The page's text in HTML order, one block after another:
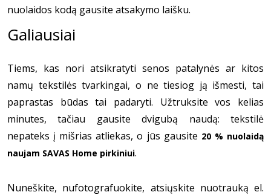
nuolaidos kodą gausite atsakymo laišku.
Galiausiai
Tiems, kas nori atsikratyti senos patalynės ar kitos
namų tekstilės tvarkingai, o ne tiesiog ją išmesti, tai
paprastas būdas tai padaryti. Užtruksite vos kelias
minutes, tačiau gausite dvigubą naudą: tekstilė
nepateks į mišrias atliekas, o jūs gausite 20 % nuolaidą
naujam SAVAS Home pirkiniui.
Nuneškite, nufotografuokite, atsiųskite nuotrauką el.